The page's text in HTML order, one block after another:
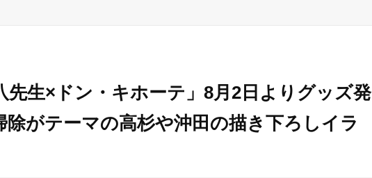
先生×ドン・キホーテ」8月2日よりグッズ発
除がテーマの高杉や沖田の描き下ろしイラ